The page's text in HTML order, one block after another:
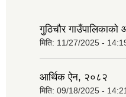
गुठिचौर
मिति: 11/27/2025 -
आर्थिक ऐन, २०८२
मिति: 09/18/2025 - 14:21